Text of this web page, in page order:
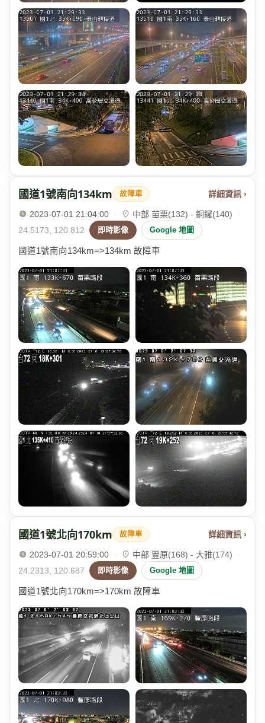
國道1號南向134km 故障車 詳細資訊 ›
2023-07-01 21:04:00 · 中部 苗栗(132) - 銅鑼(140)
·
24.5173, 120.812
即時影像 Google 地圖
國道1號南向134km=>134km 故障車
國道1號北向170km 故障車 詳細資訊 ›
2023-07-01 20:59:00 · 中部 豐原(168) - 大雅(174)
·
24.2313, 120.687
即時影像 Google 地圖
國道1號北向170km=>170km 故障車